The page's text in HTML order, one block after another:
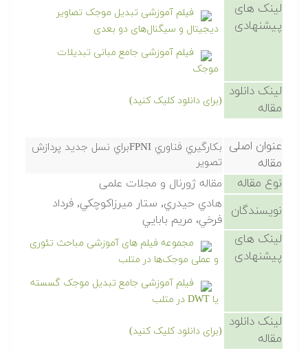
لینک های
پیشنهادی
فیلم آموزشی تبدیل موجک تصاویر
دیجیتال و سیگنال‌های دو بعدی
فیلم آموزشی جامع مبانی تبدیلات
موجک
لینک دانلود
مقاله
(برای دانلود کلیک کنید)
عنوان اصلی
مقاله
بكارگيري فناوري FPNIبراي نسل جديد پردازش
تصوير
نوع مقاله مقاله ژورنال و مجلات علمی
نویسندگان
هادي حيدري, ستار ميرزاكوچكي, فرداد
فرخي، مريم بابايي
لینک های
پیشنهادی
مجموعه فیلم های آموزشی مباحث تئوری
و عملی موجک‌ها در متلب
فیلم آموزشی جامع تبدیل موجک گسسته
یا DWT در متلب
لینک دانلود
مقاله
(برای دانلود کلیک کنید)